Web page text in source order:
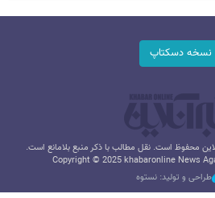
نسخه دسکتاپ
محفوظ است. نقل مطالب با ذکر منبع بلامانع است.
Copyright © 2025 khabaronline News
طراحی و تولید: نستوه